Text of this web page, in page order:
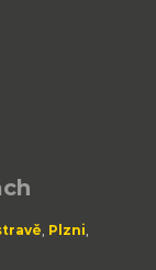
Plzni